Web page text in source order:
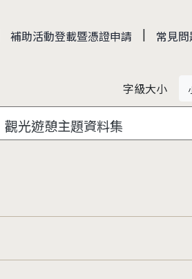
補助活動登載暨憑證申請 | 常見
字級大小
觀光遊憩主題資料集